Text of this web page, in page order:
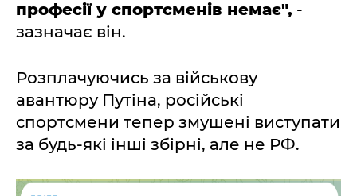
професії у спортсменів немає", -
зазначає він.
Розплачуючись за військову
авантюру Путіна, російські
спортсмени тепер змушені виступати
за будь-які інші збірні, але не РФ.